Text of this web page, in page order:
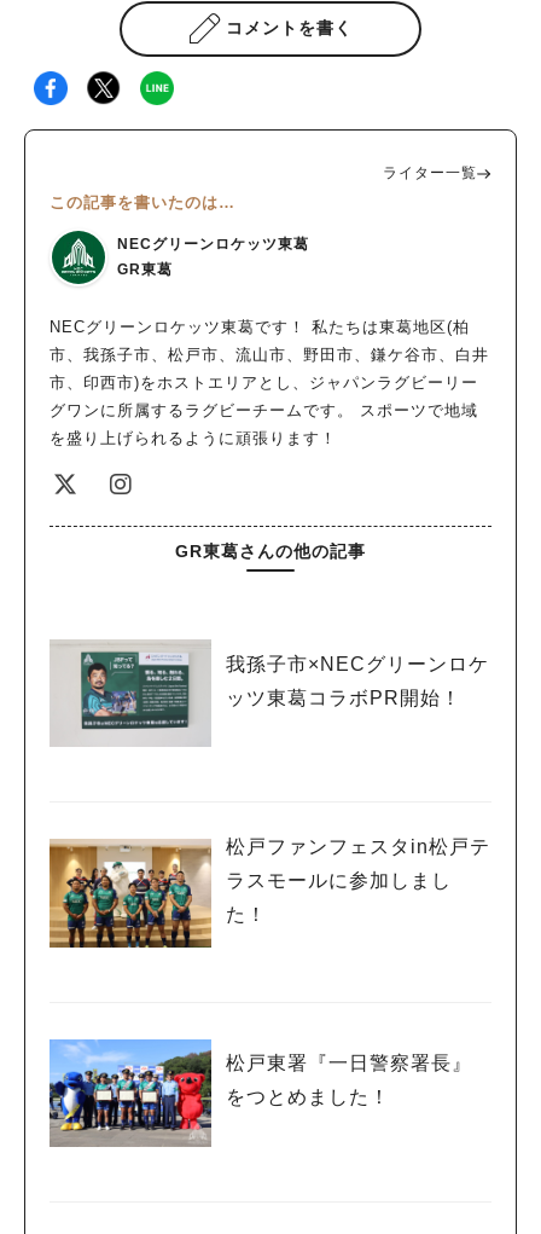
コメントを書く
ライター一覧
この記事を書いたのは…
NECグリーンロケッツ東葛
GR東葛
NECグリーンロケッツ東葛です！ 私たちは東葛地区(柏
市、我孫子市、松戸市、流山市、野田市、鎌ケ谷市、白井
市、印西市)をホストエリアとし、ジャパンラグビーリー
グワンに所属するラグビーチームです。 スポーツで地域
を盛り上げられるように頑張ります！
GR東葛さんの他の記事
我孫子市×NECグリーンロケ
ッツ東葛コラボPR開始！
松戸ファンフェスタin松戸テ
ラスモールに参加しまし
た！
松戸東署『一日警察署長』
をつとめました！